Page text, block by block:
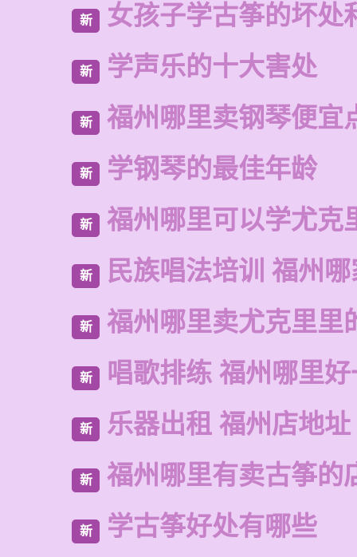
新 女孩子学古筝的坏处
新 学声乐的十大害处
新 福州哪里卖钢琴便宜
新 学钢琴的最佳年龄
新 福州哪里可以学尤克
新 民族唱法培训 福州
新 福州哪里卖尤克里里
新 唱歌排练 福州哪里
新 乐器出租 福州店地址
新 福州哪里有卖古筝的
新 学古筝好处有哪些